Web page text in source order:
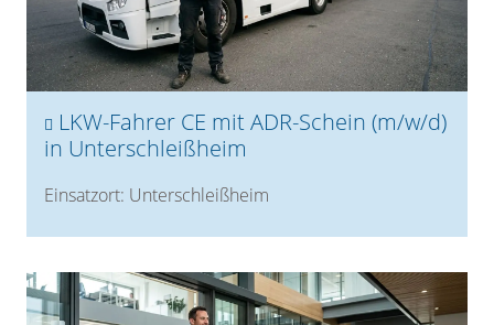
LKW-Fahrer CE mit ADR-Schein (m/w/d)
in Unterschleißheim
Einsatzort: Unterschleißheim